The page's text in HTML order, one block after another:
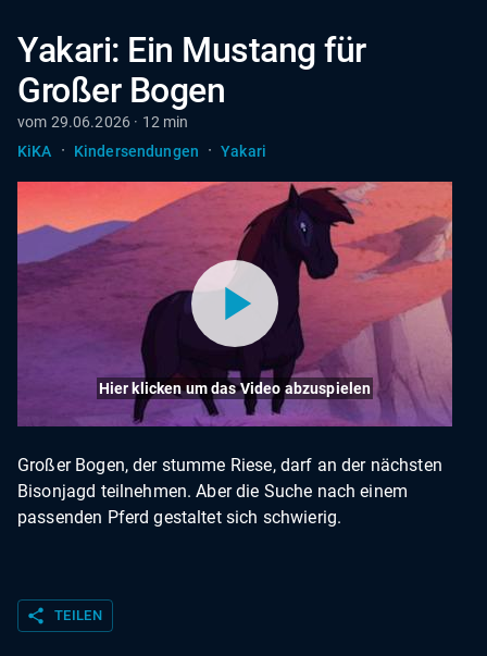
Yakari: Ein Mustang für
Großer Bogen
vom 29.06.2026 · 12 min
KiKA
· Kindersendungen · Yakari
Hier klicken um das Video abzuspielen
Großer Bogen, der stumme Riese, darf an der nächsten
Bisonjagd teilnehmen. Aber die Suche nach einem
passenden Pferd gestaltet sich schwierig.
share TEILEN